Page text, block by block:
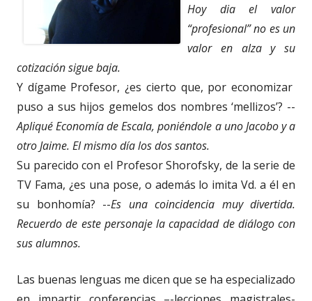
Hoy dia el valor
“profesional” no es un
valor en alza y su
cotización sigue baja.
Y dígame Profesor, ¿es cierto que, por economizar
puso a sus hijos gemelos dos nombres ‘mellizos’? --
Apliqué Economía de Escala, poniéndole a uno Jacobo y a
otro Jaime. El mismo día los dos santos.
Su parecido con el Profesor Shorofsky, de la serie de
TV Fama, ¿es una pose, o además lo imita Vd. a él en
su bonhomía? --Es una coincidencia muy divertida.
Recuerdo de este personaje la capacidad de diálogo con
sus alumnos.
Las buenas lenguas me dicen que se ha especializado